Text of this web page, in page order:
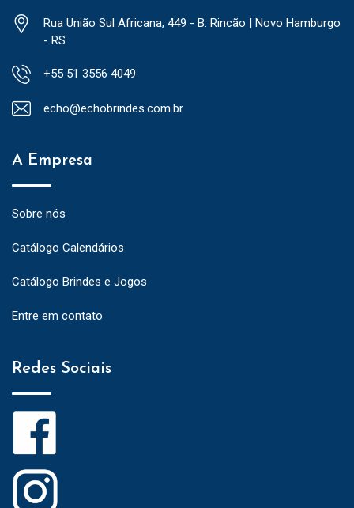
Rua União Sul Africana, 449 - B. Rincão | Novo Hamburgo
- RS
+55 51 3556 4049
echo@echobrindes.com.br
A Empresa
Sobre nós
Catálogo Calendários
Catálogo Brindes e Jogos
Entre em contato
Redes Sociais